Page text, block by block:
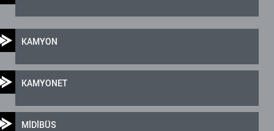
KAMYON
KAMYONET
MİDİBÜS